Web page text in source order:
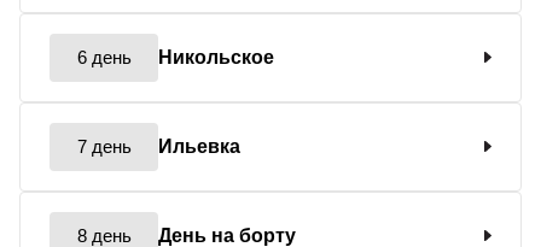
6 день Никольское
7 день Ильевка
8 день День на борту